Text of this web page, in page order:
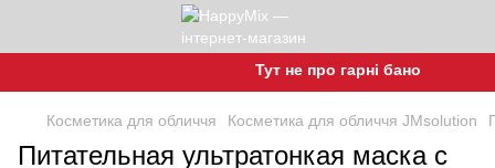
Тут не про гарні баночки, а про
Косметика для обличчя Косметика для обличчя JMsolution
Питательная ультратонкая маска с